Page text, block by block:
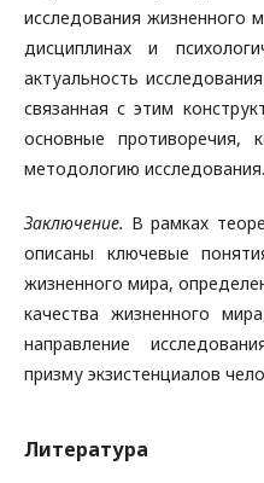
исследования жизненного
дисциплинах и
актуальность
связанная с этим
основные противоречия,
методологию исследования.
Заключение. В рамках
описаны ключевые
жизненного мира,
качества жизненного
направление
призму экзистенциалов
Литература